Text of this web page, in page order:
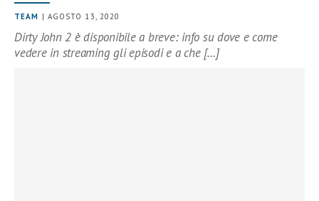
TEAM | AGOSTO 13, 2020
Dirty John 2 è disponibile a breve: info su dove e come
vedere in streaming gli episodi e a che […]